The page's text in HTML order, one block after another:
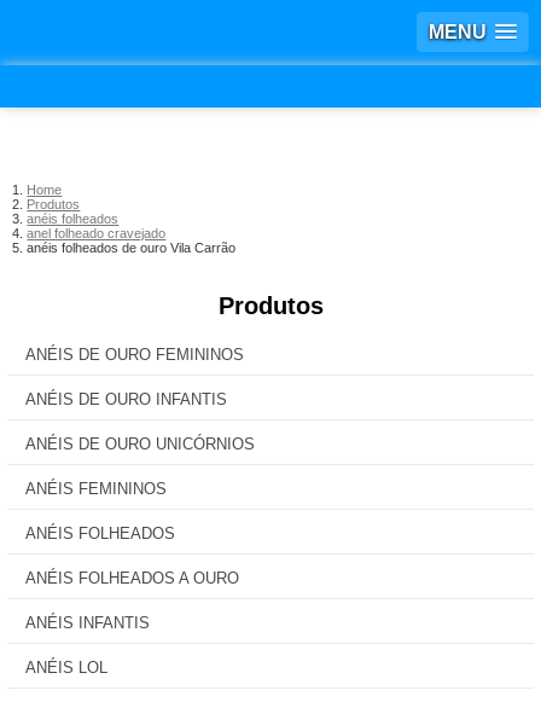
MENU
Home
Produtos
anéis folheados
anel folheado cravejado
anéis folheados de ouro Vila Carrão
Produtos
ANÉIS DE OURO FEMININOS
ANÉIS DE OURO INFANTIS
ANÉIS DE OURO UNICÓRNIOS
ANÉIS FEMININOS
ANÉIS FOLHEADOS
ANÉIS FOLHEADOS A OURO
ANÉIS INFANTIS
ANÉIS LOL